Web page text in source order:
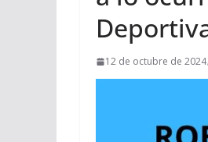
12 de octubre de 2024